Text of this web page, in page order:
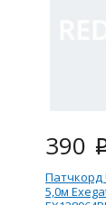
390
Патчкорд
5,0м